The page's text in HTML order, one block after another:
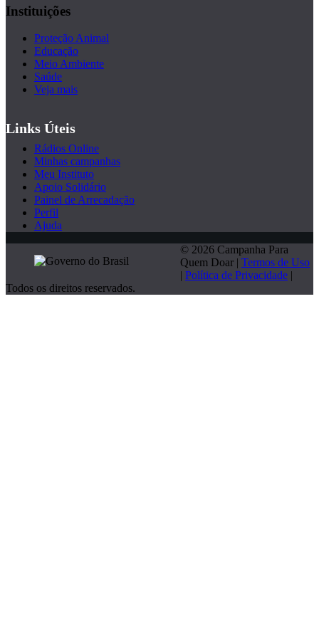
Instituições
Proteção Animal
Educação
Meio Ambiente
Saúde
Veja mais
Links Úteis
Rádios Online
Minhas campanhas
Meu Instituto
Apoio Solidário
Painel de Arrecadação
Perfil
Ajuda
© 2026 Campanha Para
Quem Doar | Termos de Uso
| Política de Privacidade |
Todos os direitos reservados.